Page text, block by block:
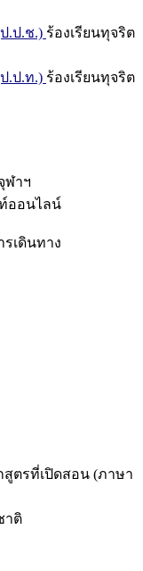
.ป.ช.) ร้องเรียนทุจริต
.ป.ท.) ร้องเรียนทุจริต
ฬาฯ
ออนไลน์
เดินทาง
ตรที่เปิดสอน (ภาษา
าติ